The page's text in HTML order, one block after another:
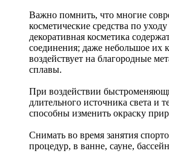
Важно помнить, что многие
косметические средства по
декоративная косметика
соединения; даже небольшое их
воздействует на благородные
сплавы.
При воздействии
длительного источника света и
способны изменить окраску
Снимать во время занятия
процедур, в ванне, сауне,